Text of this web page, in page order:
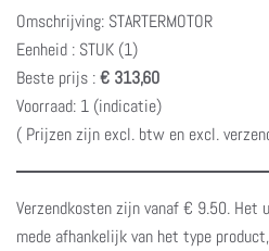
Omschrijving: STARTERMOTOR
Eenheid : STUK (1)
Beste prijs :€ 313,60
Voorraad: 1 (indicatie)
( Prijzen zijn excl. btw en excl.
Verzendkosten zijn vanaf € 9.50. Het
mede afhankelijk van het type